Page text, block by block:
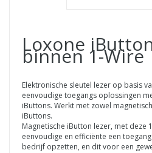
Loxone
binnen 1-Wire
Elektronische sleutel lezer op basis
eenvoudige toegangs oplossingen
iButtons. Werkt met zowel
iButtons.
Magnetische iButton lezer, met deze
eenvoudige en efficiënte een
bedrijf opzetten, en dit voor een